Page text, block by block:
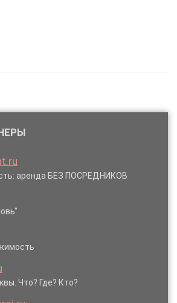
аренда БЕЗ ПОСРЕДНИКОВ
Что? Где? Кто?